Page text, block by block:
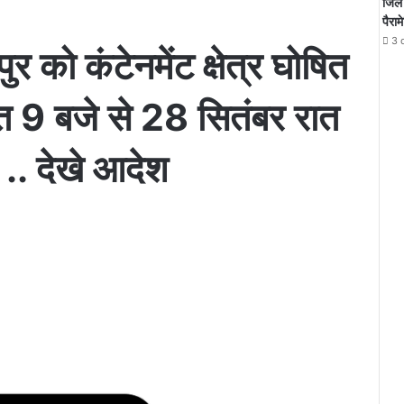
को कंटेनमेंट क्षेत्र घोषित
9 बजे से 28 सितंबर रात
.. देखे आदेश
3